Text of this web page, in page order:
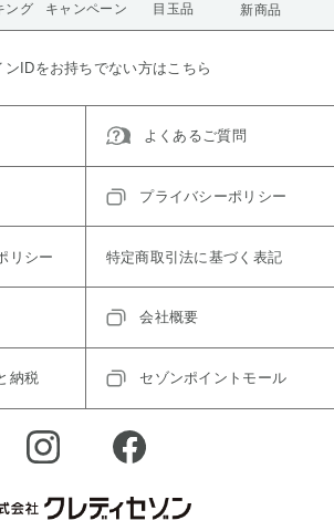
ング キャンペーン 目玉品 新商品
ンIDをお持ちでない方はこちら
よくあるご質問
プライバシーポリシー
リシー 特定商取引法に基づく表記
会社概要
納税 セゾンポイントモール